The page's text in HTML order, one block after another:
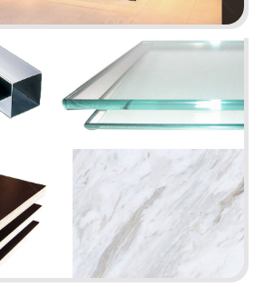
HƯỚNG DƯƠNG
phong cách Mid-century modern vớ